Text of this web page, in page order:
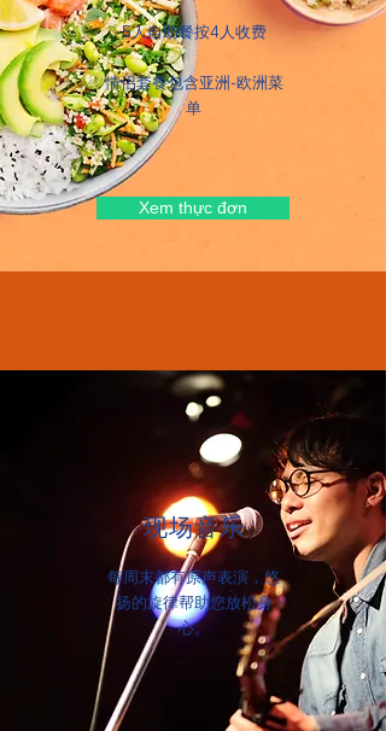
5人自助餐按4人收费
​情侣套餐包含亚洲-欧洲菜
单
Xem thực đơn
每周末都有原声表演，悠
扬的旋律帮助您放松身
心。
现场音乐